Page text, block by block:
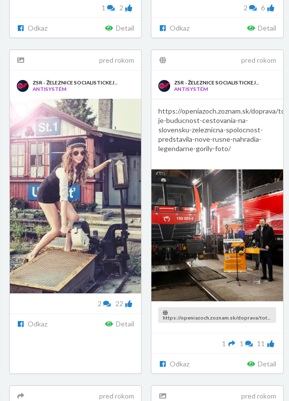
2
1
Odkaz Detail
6
2
Odkaz Detail
pred rokom
ZSR - ŽELEZNICE SOCIALISTICKEJ...
ANTISYSTÉM
22
2
Odkaz Detail
pred rokom
ZSR - ŽELEZNICE SOCIALISTICKEJ...
ANTISYSTÉM
https://openiazoch.zoznam.sk/doprava/
je-buducnost-cestovania-na-
slovensku-zeleznicna-spolocnost-
predstavila-nove-rusne-nahradia-
legendarne-gorily-foto/
https://openiazoch.zoznam.sk/doprava/tot...
11
1
1
Odkaz Detail
pred rokom pred rokom